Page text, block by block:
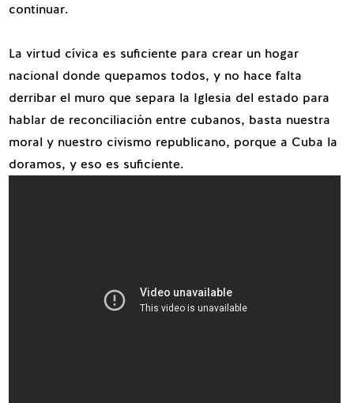
continuar.
La virtud cívica es suficiente para crear un hogar
nacional donde quepamos todos, y no hace falta
derribar el muro que separa la Iglesia del estado para
hablar de reconciliación entre cubanos, basta nuestra
moral y nuestro civismo republicano, porque a Cuba la
doramos, y eso es suficiente.